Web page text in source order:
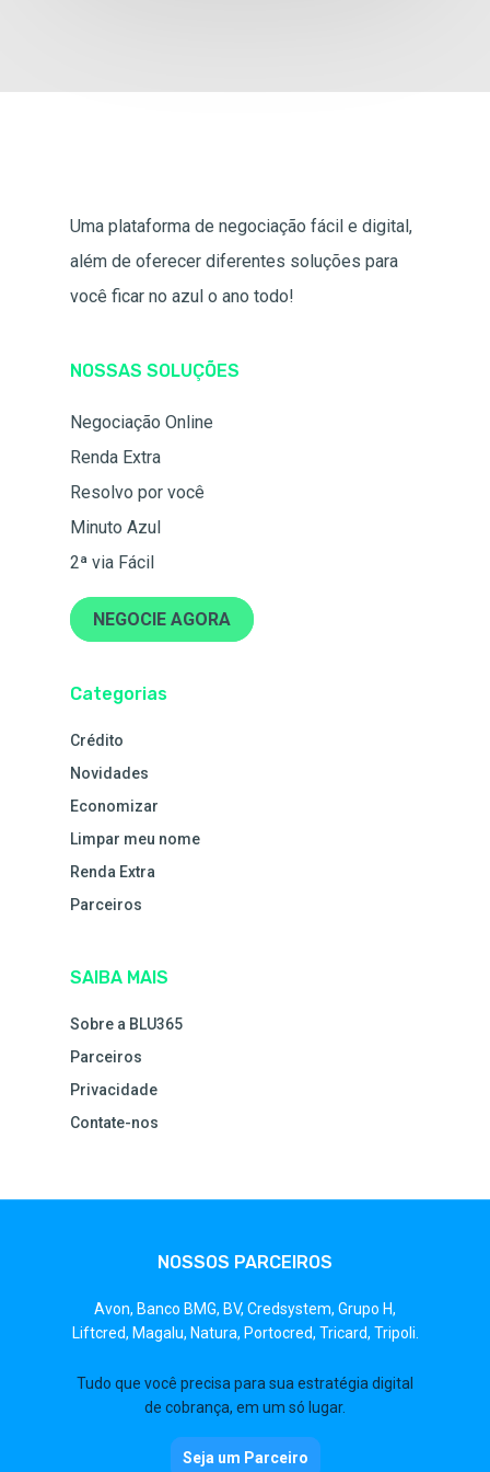
Uma plataforma de negociação fácil e digital,
além de oferecer diferentes soluções para
você ficar no azul o ano todo!
NOSSAS SOLUÇÕES
Negociação Online
Renda Extra
Resolvo por você
Minuto Azul
2ª via Fácil
NEGOCIE AGORA
Categorias
Crédito
Novidades
Economizar
Limpar meu nome
Renda Extra
Parceiros
SAIBA MAIS
Sobre a BLU365
Parceiros
Privacidade
Contate-nos
NOSSOS PARCEIROS
Avon, Banco BMG, BV, Credsystem, Grupo H,
Liftcred, Magalu, Natura, Portocred, Tricard, Tripoli.
Tudo que você precisa para sua estratégia digital
de cobrança, em um só lugar.
Seja um Parceiro